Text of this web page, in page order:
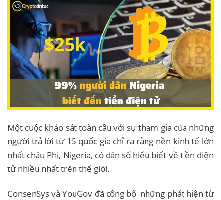
Một cuộc khảo sát toàn cầu với sự tham gia của những
người trả lời từ 15 quốc gia chỉ ra rằng nền kinh tế lớn
nhất châu Phi, Nigeria, có dân số hiểu biết về tiền điện
tử nhiều nhất trên thế giới.
ConsenSys và YouGov đã công bố những phát hiện từ